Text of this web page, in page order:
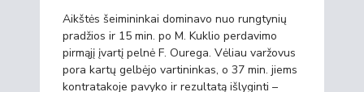
Aikštės šeimininkai dominavo nuo rungtynių
pradžios ir 15 min. po M. Kuklio perdavimo
pirmąjį įvartį pelnė F. Ourega. Vėliau varžovus
pora kartų gelbėjo vartininkas, o 37 min. jiems
kontratakoje pavyko ir rezultatą išlyginti –